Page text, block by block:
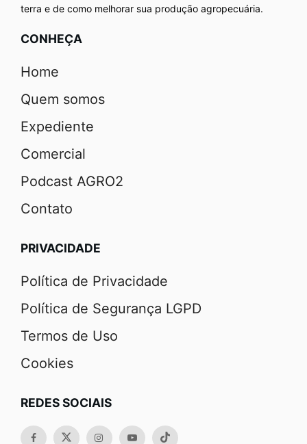
terra e de como melhorar sua produção agropecuária.
CONHEÇA
Home
Quem somos
Expediente
Comercial
Podcast AGRO2
Contato
PRIVACIDADE
Política de Privacidade
Política de Segurança LGPD
Termos de Uso
Cookies
REDES SOCIAIS